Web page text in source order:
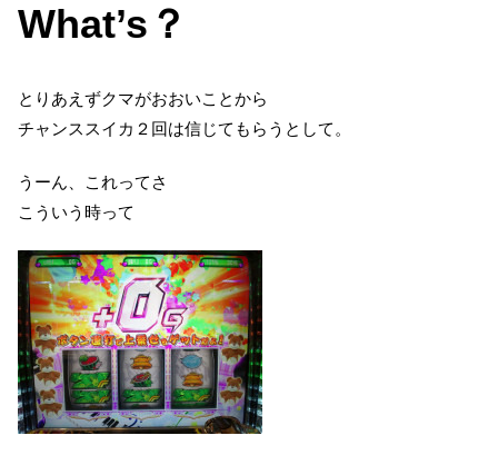
What’s？
とりあえずクマがおおいことから
チャンススイカ２回は信じてもらうとして。
うーん、これってさ
こういう時って